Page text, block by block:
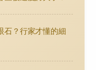
石？行家才懂的細